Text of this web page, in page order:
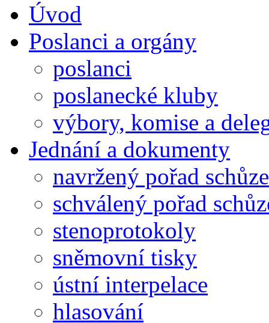
Úvod
Poslanci a orgány
poslanci
poslanecké kluby
výbory, komise a
Jednání a dokumenty
navržený pořad schůze
schválený pořad
stenoprotokoly
sněmovní tisky
ústní interpelace
hlasování